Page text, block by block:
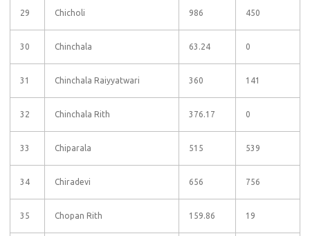
29 Chicholi 986 450
30 Chinchala 63.24 0
31 Chinchala Raiyyatwari 360 141
32 Chinchala Rith 376.17 0
33 Chiparala 515 539
34 Chiradevi 656 756
35 Chopan Rith 159.86 19